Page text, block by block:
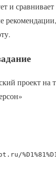
и сравнивает
проект на